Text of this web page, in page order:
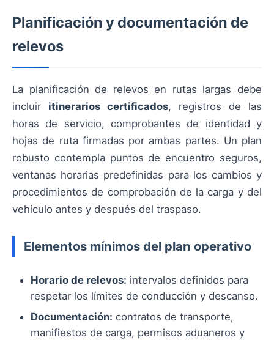
Planificación y documentación de
relevos
La planificación de relevos en rutas largas debe
incluir itinerarios certificados, registros de las
horas de servicio, comprobantes de identidad y
hojas de ruta firmadas por ambas partes. Un plan
robusto contempla puntos de encuentro seguros,
ventanas horarias predefinidas para los cambios y
procedimientos de comprobación de la carga y del
vehículo antes y después del traspaso.
Elementos mínimos del plan operativo
Horario de relevos: intervalos definidos para
respetar los límites de conducción y descanso.
Documentación: contratos de transporte,
manifiestos de carga, permisos aduaneros y